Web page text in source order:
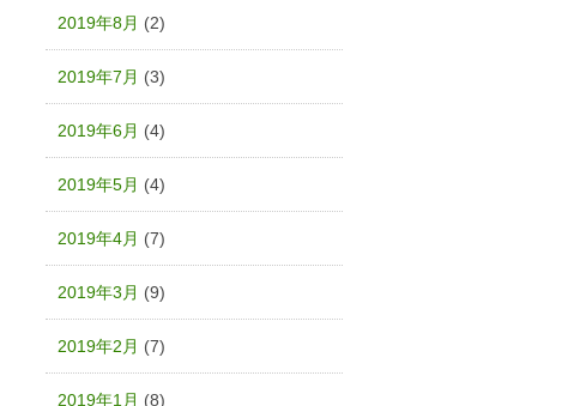
2019年8月 (2)
2019年7月 (3)
2019年6月 (4)
2019年5月 (4)
2019年4月 (7)
2019年3月 (9)
2019年2月 (7)
2019年1月 (8)